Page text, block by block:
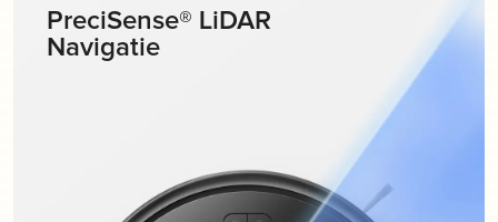
PreciSense® LiDAR
Navigatie